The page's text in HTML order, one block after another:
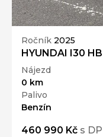
Ročník 2025
HYUNDAI I30
Nájezd
0 km
Palivo
Benzín
460 990 Kč s